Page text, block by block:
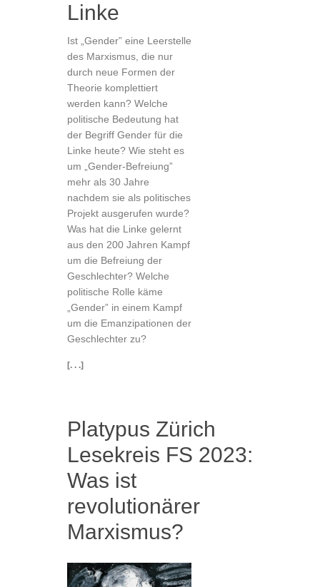
Linke
Ist „Gender” eine Leerstelle
des Marxismus, die nur
durch neue Formen der
Theorie komplettiert
werden kann? Welche
politische Bedeutung hat
der Begriff Gender für die
Linke heute? Wie steht es
um „Gender-Befreiung”
mehr als 30 Jahre
nachdem sie als politisches
Projekt ausgerufen wurde?
Was hat die Linke gelernt
aus den 200 Jahren Kampf
um die Befreiung der
Geschlechter? Welche
politische Rolle käme
„Gender” in einem Kampf
um die Emanzipationen der
Geschlechter zu?
[. . .]
Platypus Zürich
Lesekreis FS 2023:
Was ist
revolutionärer
Marxismus?